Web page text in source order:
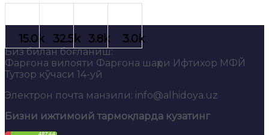
Биз билан боғланиш:
Фарғона вилояти Фарғона шаҳри Ифтихор МФЙ
Тутзор кўчаси 14-уй
Электрон почта манзили: info@alhidoya.uz
Бизни ижтимоий тармоқларда кузатинг